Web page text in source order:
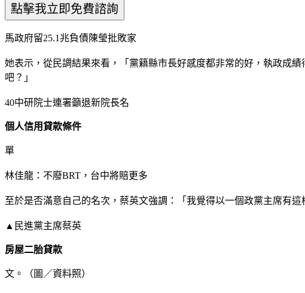
馬政府留25.1兆負債陳瑩批敗家
她表示，從民調結果來看，「黨籍縣市長好感度都非常的好，執政成
吧？」
40中研院士連署籲退新院長名
個人信用貸款條件
單
林佳龍：不廢BRT，台中將賠更多
至於是否滿意自己的名次，蔡英文強調：「我覺得以一個政黨主席有
▲民進黨主席蔡英
房屋二胎貸款
文。（圖／資料照）